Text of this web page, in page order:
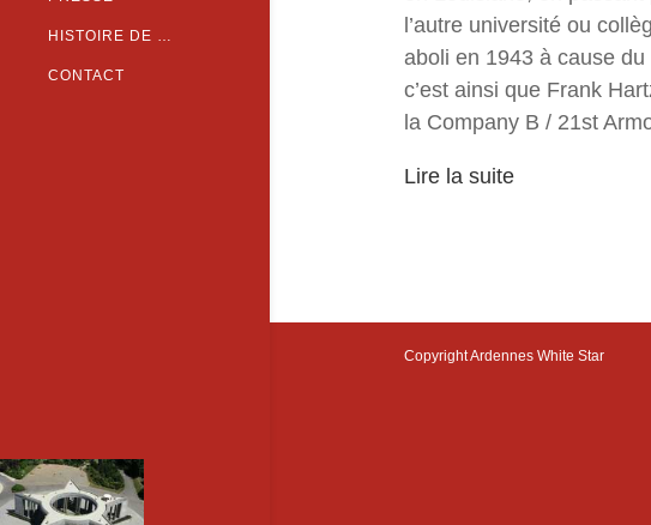
HISTOIRE DE …
CONTACT
l’autre université ou
aboli en 1943 à cause
c’est ainsi que Frank
la Company B / 21st
Lire la suite
Copyright Ardennes White Star